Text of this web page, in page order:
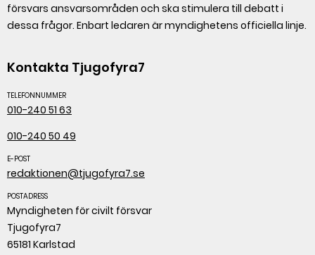
försvars ansvarsområden och ska stimulera till debatt i
dessa frågor. Enbart ledaren är myndighetens officiella linje.
Kontakta Tjugofyra7
TELEFONNUMMER
010-240 51 63
010-240 50 49
E-POST
redaktionen@tjugofyra7.se
POSTADRESS
Myndigheten för civilt försvar
Tjugofyra7
65181 Karlstad